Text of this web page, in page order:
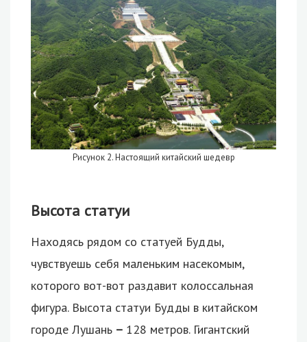
Рисунок 2. Настоящий китайский шедевр
Высота статуи
Находясь рядом со статуей Будды,
чувствуешь себя маленьким насекомым,
которого вот-вот раздавит колоссальная
фигура. Высота статуи Будды в китайском
городе Лушань – 128 метров. Гигантский